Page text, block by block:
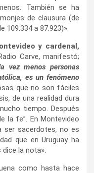
También se ha
de clausura (de
109.334 a 87.923)».
y cardenal,
Carve, manifestó;
vez menos personas
es un fenómeno
que no son fáciles
de una realidad dura
tiempo. Después
la fe”. En Montevideo
ser sacerdotes, no es
que en Uruguay ha
la nota».
como hasta hace